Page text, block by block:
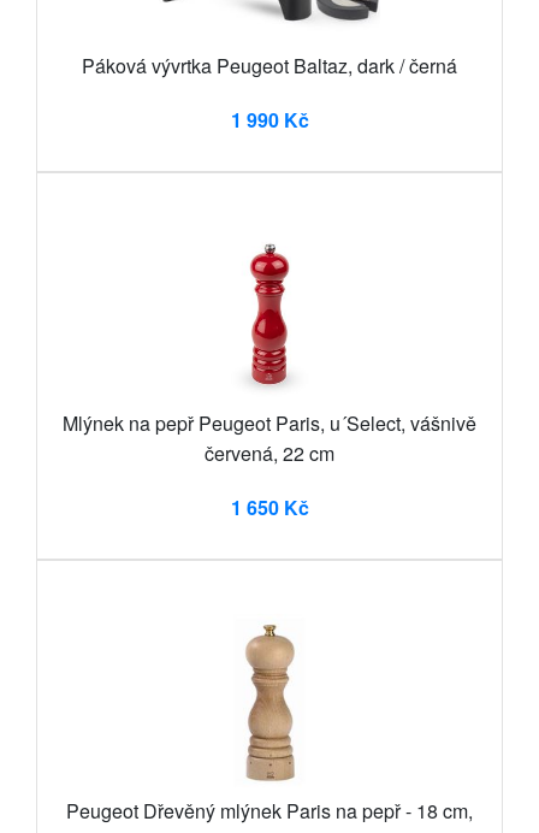
Páková vývrtka Peugeot Baltaz, dark / černá
1 990 Kč
Mlýnek na pepř Peugeot Paris, u´Select, vášnivě
červená, 22 cm
1 650 Kč
Peugeot Dřevěný mlýnek Paris na pepř - 18 cm,